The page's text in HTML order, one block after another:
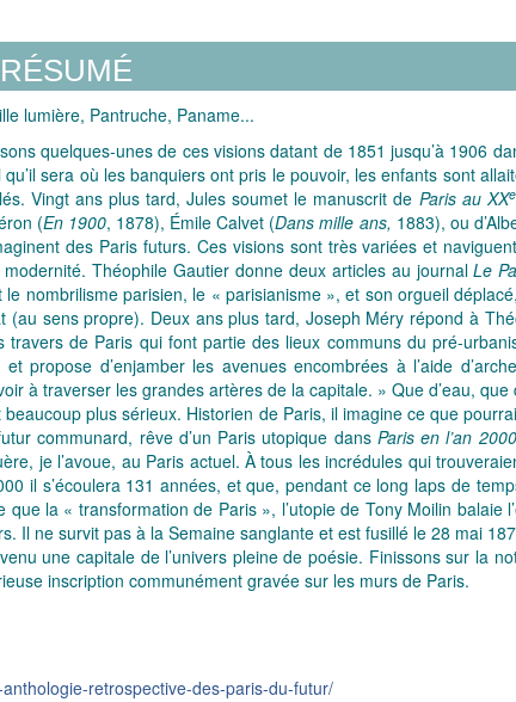
RÉSUMÉ
lumière, Pantruche, Paname...
quelques-unes de ces visions datant de 1851 jusqu’à 1906
sera où les banquiers ont pris le pouvoir, les enfants sont
Vingt ans plus tard, Jules soumet le manuscrit de Paris au XXe
(En 1900, 1878), Émile Calvet (Dans mille ans, 1883), ou
des Paris futurs. Ces visions sont très variées et
Théophile Gautier donne deux articles au journalLe
le nombrilisme parisien, le « parisianisme », et son orgueil
sens propre). Deux ans plus tard, Joseph Méry répond à
de Paris qui font partie des lieux communs du pré-
d’enjamber les avenues encombrées à l’aide
à traverser les grandes artères de la capitale. » Que d’eau, que
plus sérieux. Historien de Paris, il imagine ce que
communard, rêve d’un Paris utopique dans Paris en l’an 2000
je l’avoue, au Paris actuel. À tous les incrédules qui
il s’écoulera 131 années, et que, pendant ce long laps de
la « transformation de Paris », l’utopie de Tony Moilin balaie
ne survit pas à la Semaine sanglante et est fusillé le 28 mai
une capitale de l’univers pleine de poésie. Finissons sur la
inscription communément gravée sur les murs de Paris.
retrospective-des-paris-du-futur/